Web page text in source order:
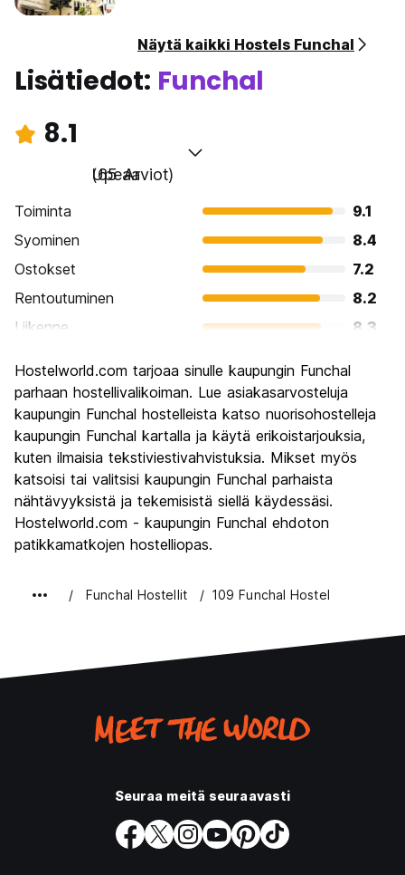
Näytä kaikki Hostels Funchal
Lisätiedot: Funchal
8.1
Upeaa
(65 Arviot)
Toiminta
9.1
Syominen
8.4
Ostokset
7.2
Rentoutuminen
8.2
Liikenne
8.3
Kulttuuri
Yöelämä
6.7
Rahanarvoinen
8.5
Hostelworld.com tarjoaa sinulle kaupungin Funchal
parhaan hostellivalikoiman. Lue asiakasarvosteluja
kaupungin Funchal hostelleista katso nuorisohostelleja
kaupungin Funchal kartalla ja käytä erikoistarjouksia,
kuten ilmaisia tekstiviestivahvistuksia. Mikset myös
katsoisi tai valitsisi kaupungin Funchal parhaista
nähtävyyksistä ja tekemisistä siellä käydessäsi.
Hostelworld.com - kaupungin Funchal ehdoton
patikkamatkojen hostelliopas.
Funchal Hostellit 109 Funchal Hostel
Seuraa meitä seuraavasti